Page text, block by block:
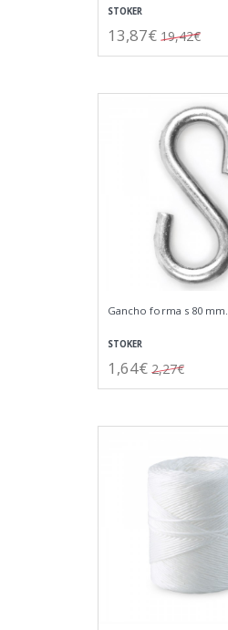
STOKER
13,87€ 19,42€
Gancho forma s 80 mm.
STOKER
1,64€ 2,27€